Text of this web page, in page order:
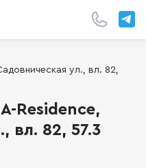
ул., вл. 82,
Residence,
вл. 82, 57.3